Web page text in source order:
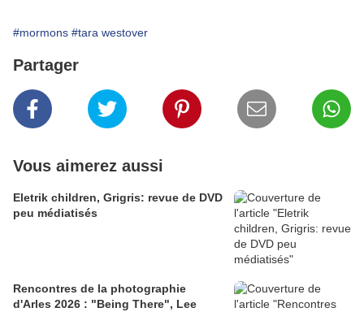
#mormons #tara westover
Partager
Vous aimerez aussi
Eletrik children, Grigris: revue de DVD
peu médiatisés
Rencontres de la photographie
d'Arles 2026 : "Being There", Lee